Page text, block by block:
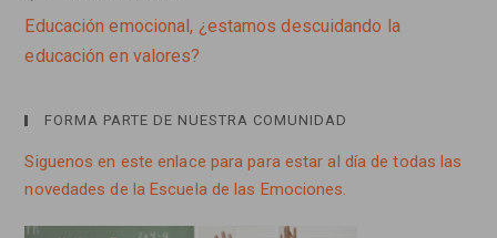
más
artículos
Educación emocional, ¿estamos descuidando la
educación en valores?
FORMA PARTE DE NUESTRA COMUNIDAD
Siguenos en este enlace para para estar al día de todas las
novedades de la Escuela de las Emociones.